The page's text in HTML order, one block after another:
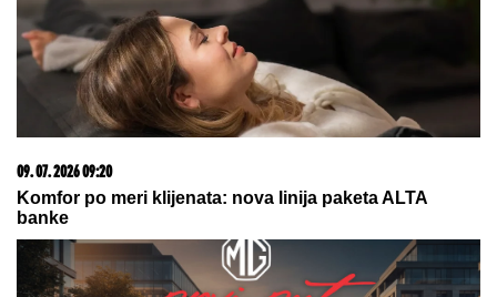
07. 08. 2026 08:24
"Mnogi su otišili nezadovoljni..." Koprivica potkačio